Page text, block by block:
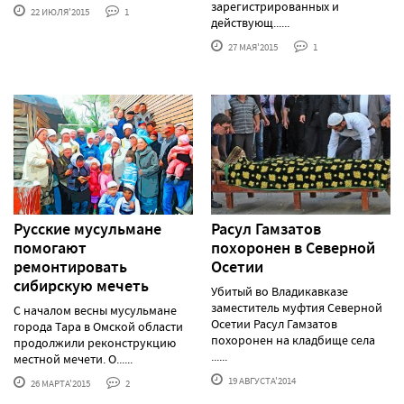
22 ИЮЛЯ'2015 1
зарегистрированных и
действующ......
27 МАЯ'2015 1
Русские мусульмане
помогают
ремонтировать
сибирскую мечеть
С началом весны мусульмане
города Тара в Омской области
продолжили реконструкцию
местной мечети. О......
26 МАРТА'2015 2
Расул Гамзатов
похоронен в Северной
Осетии
Убитый во Владикавказе
заместитель муфтия Северной
Осетии Расул Гамзатов
похоронен на кладбище села
......
19 АВГУСТА'2014